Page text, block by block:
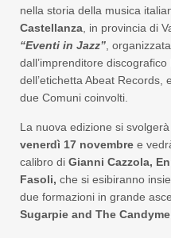
nella storia della musica
Castellanza , in provincia di
“Eventi in Jazz” ,
dall’imprenditore
dell’etichetta Abeat
due Comuni coinvolti.
La nuova edizione si
venerdì 17 novembre e
calibro di Gianni Cazzola,
Fasoli, che si esibiranno
due formazioni in grande
Sugarpie and The